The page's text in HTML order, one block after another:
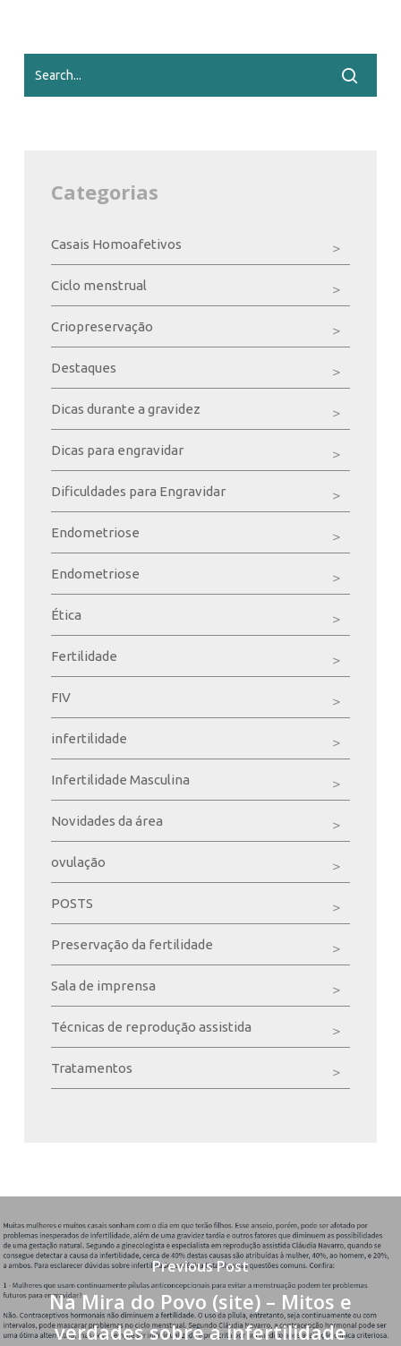
Categorias
Casais Homoafetivos
Ciclo menstrual
Criopreservação
Destaques
Dicas durante a gravidez
Dicas para engravidar
Dificuldades para Engravidar
Endometriose
Endometriose
Ética
Fertilidade
FIV
infertilidade
Infertilidade Masculina
Novidades da área
ovulação
POSTS
Preservação da fertilidade
Sala de imprensa
Técnicas de reprodução assistida
Tratamentos
Previous Post
Na Mira do Povo (site) – Mitos e
verdades sobre a infertilidade